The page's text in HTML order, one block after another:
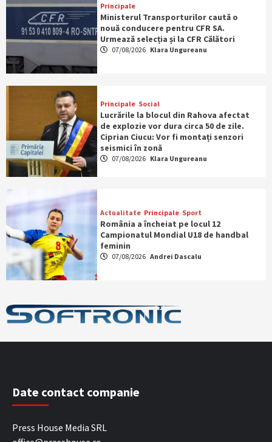
Principale
Ministerul Transporturilor caută o
nouă conducere pentru CFR SA.
Urmează selecția și la CFR Călători
07/08/2026 Klara Ungureanu
Principale Social
Lucrările la blocul din Rahova afectat
de explozie vor dura circa 50 de zile.
Ciprian Ciucu: Vor fi montați senzori
seismici în zonă
07/08/2026 Klara Ungureanu
Actualitate Principale Sport
România a încheiat pe locul 12
Campionatul Mondial U18 de handbal
feminin
07/08/2026 Andrei Dascalu
Date contact companie
Press House Media SRL